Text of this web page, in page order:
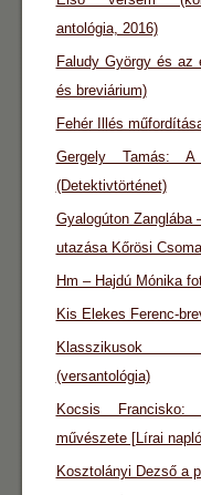
antológia, 2016)
Faludy György és az
és breviárium)
Fehér Illés
Gergely Tamás:
(Detektivtörténet)
Gyalogúton Zanglába
utazása Kőrösi
Hm – Hajdú Mónika
Kis Elekes Ferenc-
Klasszikusok
(versantológia)
Kocsis Francisko:
művészete [Lírai
Kosztolányi Dezső a